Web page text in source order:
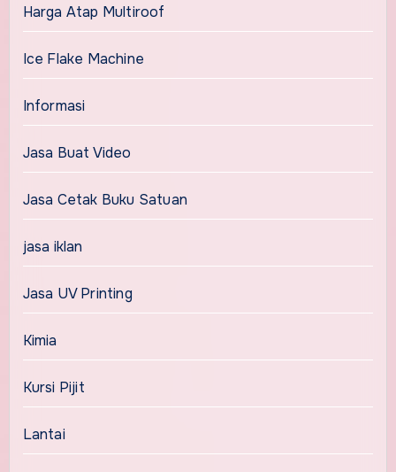
Harga Atap Multiroof
Ice Flake Machine
Informasi
Jasa Buat Video
Jasa Cetak Buku Satuan
jasa iklan
Jasa UV Printing
Kimia
Kursi Pijit
Lantai